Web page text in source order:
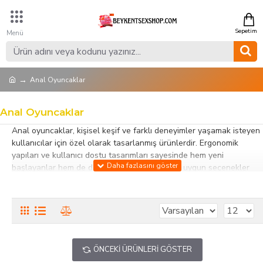
Anal Oyuncaklar
Anal Oyuncaklar
Anal oyuncaklar, kişisel keşif ve farklı deneyimler yaşamak isteyen
kullanıcılar için özel olarak tasarlanmış ürünlerdir. Ergonomik
yapıları ve kullanıcı dostu tasarımları sayesinde hem yeni
başlayanlar hem de deneyimli kullanıcılar için uygun seçenekler
Bu kategoride yer alan anal oyuncak modelleri; farklı boyut, form
ve malzeme seçenekleri ile her ihtiyaca hitap eder. Silikon, jel ve
yumuşak dokulu materyallerden üretilen ürünler, konforlu ve
güvenli kullanım sağlar. Ayrıca kolay temizlenebilir yapıları
sayesinde hijyenik kullanım ön planda tutulur.
ÖNCEKI ÜRÜNLERI GÖSTER